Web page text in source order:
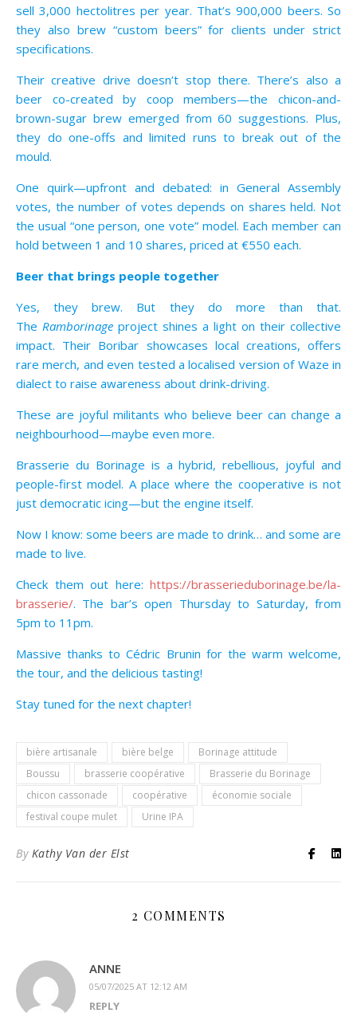
sell 3,000 hectolitres per year. That’s 900,000 beers. So
they also brew “custom beers” for clients under strict
specifications.
Their creative drive doesn’t stop there. There’s also a
beer co-created by coop members—the chicon-and-
brown-sugar brew emerged from 60 suggestions. Plus,
they do one-offs and limited runs to break out of the
mould.
One quirk—upfront and debated: in General Assembly
votes, the number of votes depends on shares held. Not
the usual “one person, one vote” model. Each member can
hold between 1 and 10 shares, priced at €550 each.
Beer that brings people together
Yes, they brew. But they do more than that.
The Ramborinage project shines a light on their collective
impact. Their Boribar showcases local creations, offers
rare merch, and even tested a localised version of Waze in
dialect to raise awareness about drink-driving.
These are joyful militants who believe beer can change a
neighbourhood—maybe even more.
Brasserie du Borinage is a hybrid, rebellious, joyful and
people-first model. A place where the cooperative is not
just democratic icing—but the engine itself.
Now I know: some beers are made to drink… and some are
made to live.
Check them out here: https://brasserieduborinage.be/la-
brasserie/. The bar’s open Thursday to Saturday, from
5pm to 11pm.
Massive thanks to Cédric Brunin for the warm welcome,
the tour, and the delicious tasting!
Stay tuned for the next chapter!
bière artisanale bière belge
Borinage attitude
Boussu
brasserie coopérative
Brasserie du Borinage
chicon cassonade
coopérative
économie sociale
festival coupe mulet
Urine IPA
By Kathy Van der Elst
2 COMMENTS
ANNE
05/07/2025 AT 12:12 AM
REPLY